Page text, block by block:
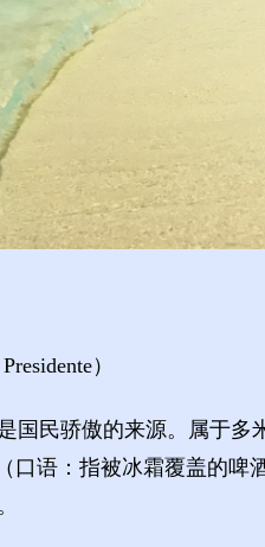
）
国民骄傲的来源。属于
口语：指被冰霜覆盖的